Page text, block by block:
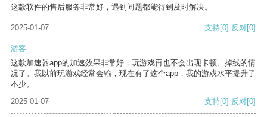
这款软件的售后服务非常好，遇到问题都能得到及时解决。
2025-01-07 支持[0] 反对[0]
游客
这款加速器app的加速效果非常好，玩游戏再也不会出现卡顿、掉线的情
况了。我以前玩游戏经常会输，现在有了这个app，我的游戏水平提升了
不少。
2025-01-07
支持[0] 反对[0]